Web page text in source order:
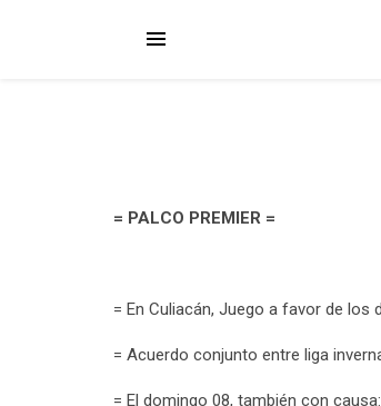
= PALCO PREMIER =
= En Culiacán, Juego a favor de los
= Acuerdo conjunto entre liga
= El domingo 08, también con